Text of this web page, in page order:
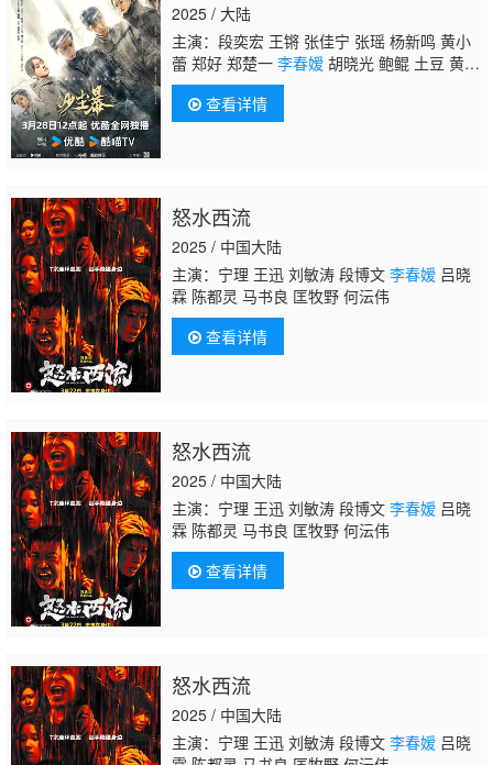
2025 / 大陆
主演：段奕宏 王锵 张佳宁 张瑶 杨新鸣 黄小
蕾 郑好 郑楚一 李春嫒胡晓光 鲍鲲 土豆 黄婷
婷 迟蓬
查看详情
怒水西流
2025 / 中国大陆
主演：宁理 王迅 刘敏涛 段博文 李春嫒吕晓
霖 陈都灵 马书良 匡牧野 何沄伟
查看详情
怒水西流
2025 / 中国大陆
主演：宁理 王迅 刘敏涛 段博文 李春嫒吕晓
霖 陈都灵 马书良 匡牧野 何沄伟
查看详情
怒水西流
2025 / 中国大陆
主演：宁理 王迅 刘敏涛 段博文 李春嫒吕晓